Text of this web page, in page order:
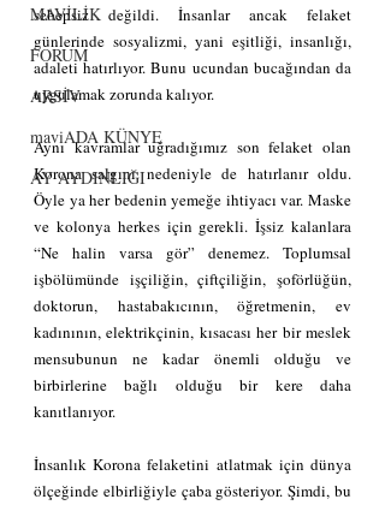
MAVİLİK
FORUM
ARSİV
maviADA KÜNYE
AY AYDINLIĞI
sebepsiz değildi. İnsanlar ancak felaket
günlerinde sosyalizmi, yani eşitliği, insanlığı,
adaleti hatırlıyor. Bunu ucundan bucağından da
uygulamak zorunda kalıyor.
Aynı kavramlar uğradığımız son felaket olan
Korona salgını nedeniyle de hatırlanır oldu.
Öyle ya her bedenin yemeğe ihtiyacı var. Maske
ve kolonya herkes için gerekli. İşsiz kalanlara
“Ne halin varsa gör” denemez. Toplumsal
işbölümünde işçiliğin, çiftçiliğin, şoförlüğün,
doktorun, hastabakıcının, öğretmenin, ev
kadınının, elektrikçinin, kısacası her bir meslek
mensubunun ne kadar önemli olduğu ve
birbirlerine bağlı olduğu bir kere daha
kanıtlanıyor.
İnsanlık Korona felaketini atlatmak için dünya
ölçeğinde elbirliğiyle çaba gösteriyor. Şimdi, bu